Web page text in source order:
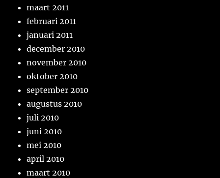
maart 2011
februari 2011
januari 2011
december 2010
november 2010
oktober 2010
september 2010
augustus 2010
juli 2010
juni 2010
mei 2010
april 2010
maart 2010